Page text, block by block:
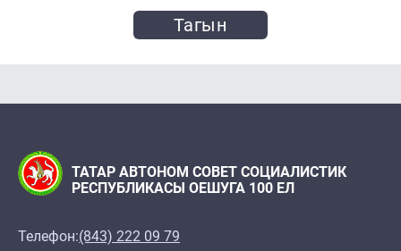
Тагын
ТАТАР АВТОНОМ СОВЕТ СОЦИАЛИСТИК
РЕСПУБЛИКАСЫ ОЕШУГА 100 ЕЛ
Телефон:(843) 222 09 79